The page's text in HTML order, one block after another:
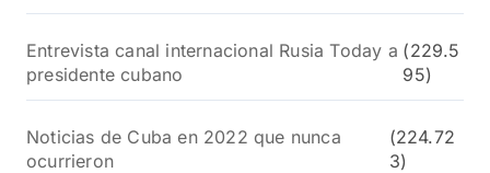
Entrevista canal internacional Rusia Today a
presidente cubano
(229.5
95)
Noticias de Cuba en 2022 que nunca
ocurrieron
(224.72
3)